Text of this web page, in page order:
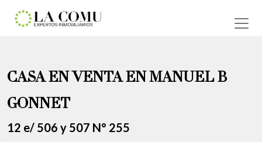
CASA EN VENTA EN MANUEL B
GONNET
12 e/ 506 y 507 N° 255